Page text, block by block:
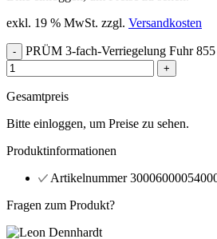
exkl. 19 % MwSt. zzgl. Versandkosten
- PRÜM 3-fach-Verriegelung Fuhr
+
Gesamtpreis
Bitte einloggen, um Preise zu sehen.
Produktinformationen
Artikelnummer
Fragen zum Produkt?